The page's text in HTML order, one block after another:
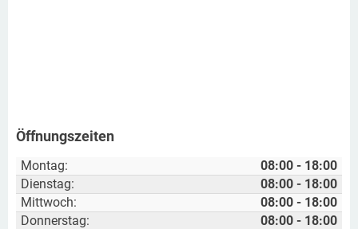
Öffnungszeiten
Montag:
08:00 - 18:00
Dienstag:
08:00 - 18:00
Mittwoch:
08:00 - 18:00
Donnerstag:
08:00 - 18:00